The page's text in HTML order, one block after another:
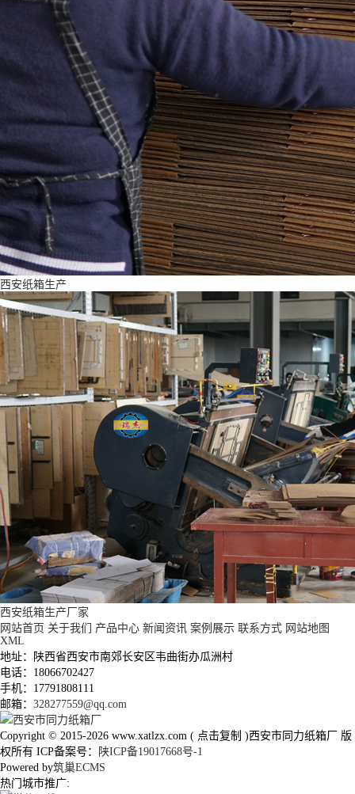
西安纸箱生产
西安纸箱生产厂家
网站首页 关于我们 产品中心 新闻资讯 案例展示 联系方式 网站地图
XML
地址：陕西省西安市南郊长安区韦曲街办瓜洲村
电话：18066702427
手机：17791808111
邮箱： 328277559@qq.com
Copyright © 2015-2026 www.xatlzx.com ( 点击复制 )西安市同力纸箱厂 版
权所有 ICP备案号：
陕ICP备19017668号-1
Powered by筑巢ECMS
热门城市推广: